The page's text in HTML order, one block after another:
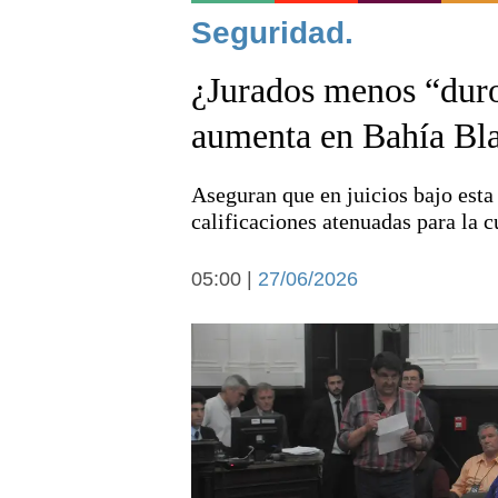
Noticias
Deportes
Arte y cultura
Economía y campo
Seguridad.
¿Jurados menos
aumenta en Bahía
Aseguran que en juicios bajo
calificaciones atenuadas para la
05:00 | 27/06/2026